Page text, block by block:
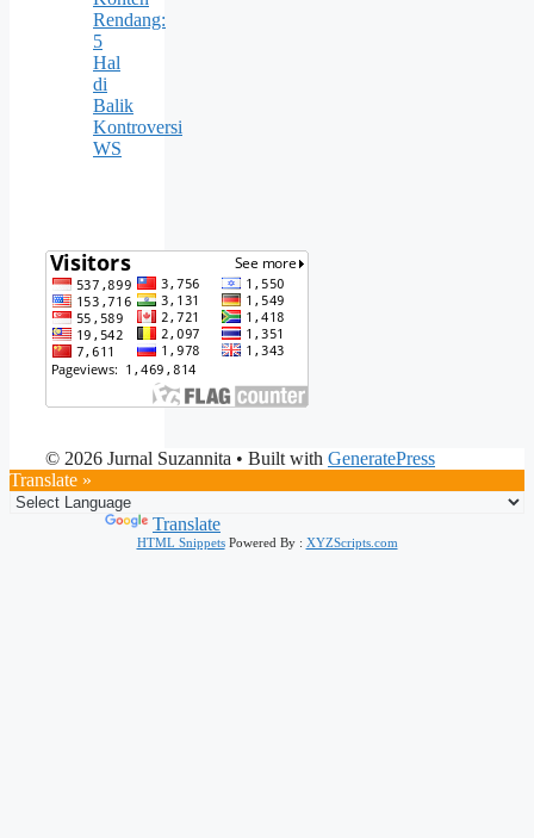
Rendang:
5
Hal
di
Balik
Kontroversi
WS
© 2026 Jurnal Suzannita • Built with GeneratePress
Translate »
Translate
HTML SnippetsPowered By : XYZScripts.com